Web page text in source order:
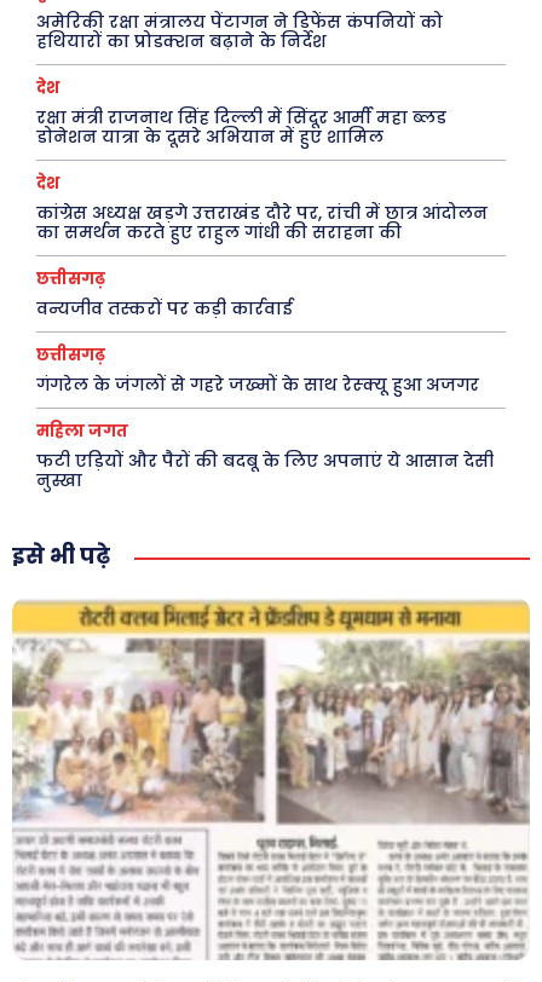
छत्तीसगढ़
दुनिया
राजनीति
सरकारी योजना
मनोरंजन
फ़िल्मी दुनिया
खेल
अजब-ग़ज़ब
पर्यटन
Tech
Mobiles
स्वास्थ्य
क़ायदे क़ानून जानकारी
कैरियर और शिक्षा
वो ख़्वाबों के दिन
आज का कार्टून
शायरी
मधुर वचन
धर्म व अध्यात्म
Finance
Facebook Instagram Pinterest
X Youtube
About Us Privacy Policy
अमेरिकी रक्षा मंत्रालय पेंटागन ने डिफेंस कंपनियों को
हथियारों का प्रोडक्शन बढ़ाने के निर्देश
देश
रक्षा मंत्री राजनाथ सिंह दिल्ली में सिंदूर आर्मी महा ब्लड
डोनेशन यात्रा के दूसरे अभियान में हुए शामिल
देश
कांग्रेस अध्यक्ष खड़गे उत्तराखंड दौरे पर, रांची में छात्र आंदोलन
का समर्थन करते हुए राहुल गांधी की सराहना की
छत्तीसगढ़
वन्यजीव तस्करों पर कड़ी कार्रवाई
छत्तीसगढ़
गंगरेल के जंगलों से गहरे जख्मों के साथ रेस्क्यू हुआ अजगर
महिला जगत
फटी एड़ियों और पैरों की बदबू के लिए अपनाएं ये आसान देसी
नुस्खा
इसे भी पढ़े